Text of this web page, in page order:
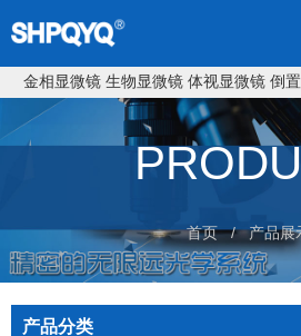
金相显微镜 生物显微镜 体视显微镜 倒
首页/产品展
产品分类